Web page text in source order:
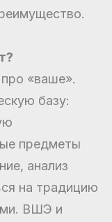
«ваше».
базу:
предметы
анализ
на традицию
ВШЭ и